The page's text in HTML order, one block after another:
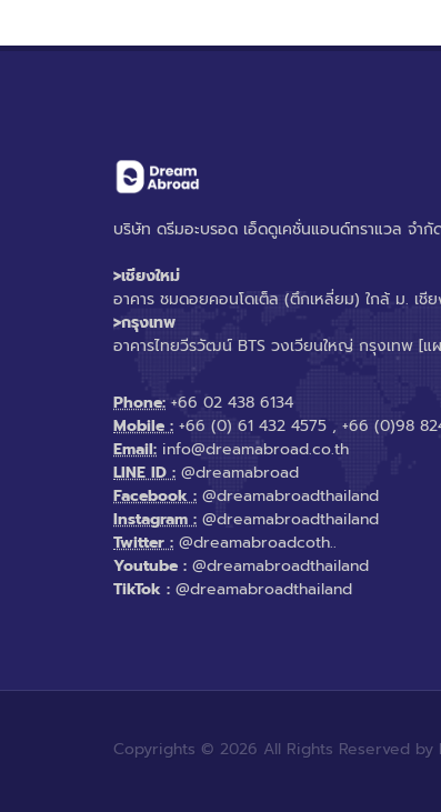
บริษัท ดรีมอะบรอด เอ็ดดูเคชั่นแอนด์ทราแวล จำกั
>เชียงใหม่
อาคาร ชมดอยคอนโดเต็ล (ตึกเหลี่ยม) ใกล้ ม. เชีย
>กรุงเทพ
อาคารไทยวีรวัฒน์ BTS วงเวียนใหญ่ กรุงเทพ [แ
Phone: +66 02 438 6134
Mobile : +66 (0) 61 432 4575 , +66 (0)98
Email: info@dreamabroad.co.th
LINE ID : @dreamabroad
Facebook : @dreamabroadthailand
Instagram : @dreamabroadthailand
Twitter : @dreamabroadcoth..
Youtube : @dreamabroadthailand
TikTok : @dreamabroadthailand
Copyrights © 2026 All Rights Reserved by